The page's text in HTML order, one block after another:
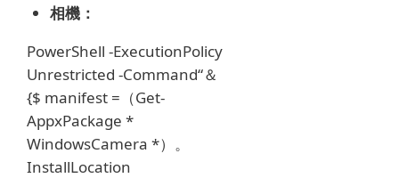
相機：
PowerShell -ExecutionPolicy
Unrestricted -Command“＆
{$ manifest =（Get-
AppxPackage *
WindowsCamera *）。
InstallLocation